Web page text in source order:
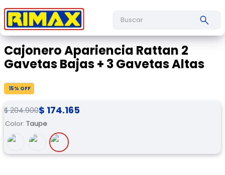
Cajonero Apariencia Rattan 2
Gavetas Bajas + 3 Gavetas Altas
15% OFF
$ 204.900$ 174.165
Color: Taupe